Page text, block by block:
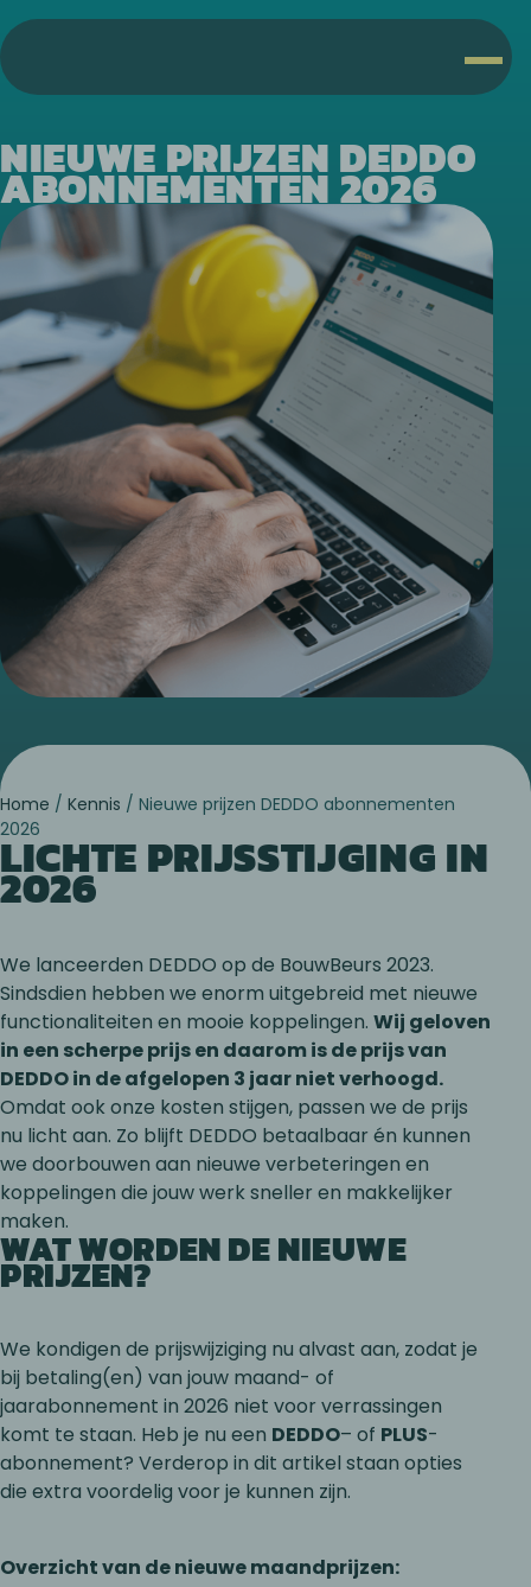
NIEUWE PRIJZEN DEDDO
ABONNEMENTEN 2026
Home / Kennis / Nieuwe prijzen DEDDO abonnementen
2026
LICHTE PRIJSSTIJGING IN
2026
We lanceerden DEDDO op de BouwBeurs 2023.
Sindsdien hebben we enorm uitgebreid met nieuwe
functionaliteiten en mooie koppelingen. Wij geloven
in een scherpe prijs en daarom is de prijs van
DEDDO in de afgelopen 3 jaar niet verhoogd.
Omdat ook onze kosten stijgen, passen we de prijs
nu licht aan. Zo blijft DEDDO betaalbaar én kunnen
we doorbouwen aan nieuwe verbeteringen en
koppelingen die jouw werk sneller en makkelijker
maken.
WAT WORDEN DE NIEUWE
PRIJZEN?
We kondigen de prijswijziging nu alvast aan, zodat je
bij betaling(en) van jouw maand- of
jaarabonnement in 2026 niet voor verrassingen
komt te staan. Heb je nu een DEDDO– of PLUS-
abonnement? Verderop in dit artikel staan opties
die extra voordelig voor je kunnen zijn.
Overzicht van de nieuwe maandprijzen: